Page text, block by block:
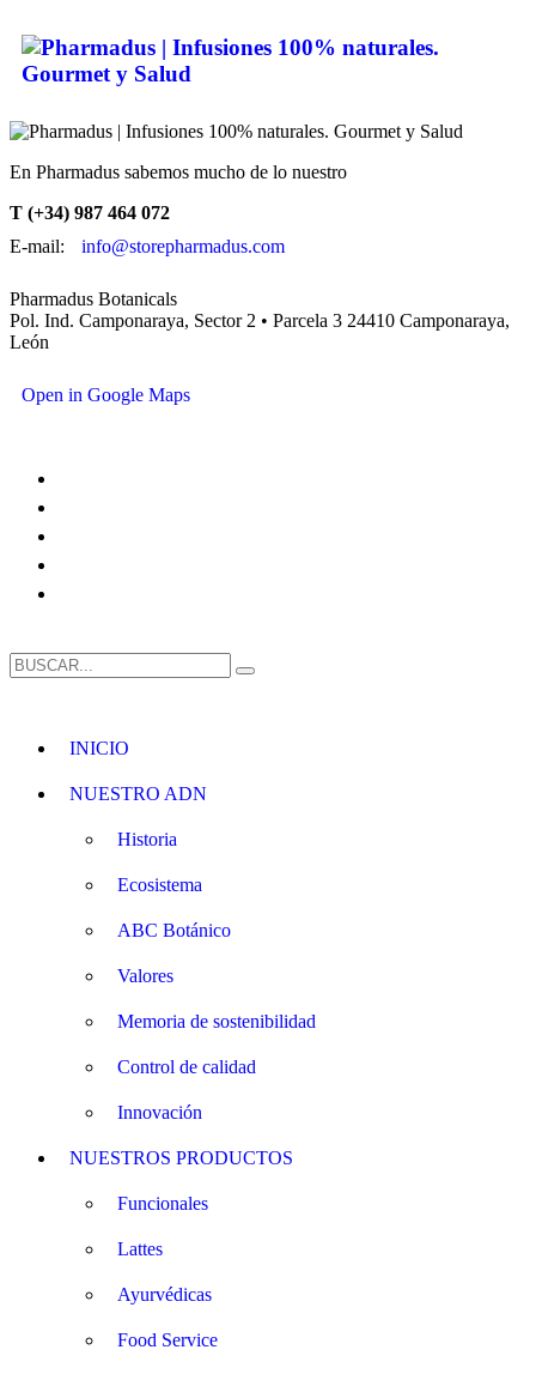
En Pharmadus sabemos mucho de lo nuestro
T (+34) 987 464 072
E-mail:
info@storepharmadus.com
Pharmadus Botanicals
Pol. Ind. Camponaraya, Sector 2 • Parcela 3 24410 Camponaraya,
León
Open in Google Maps
INICIO
NUESTRO ADN
Historia
Ecosistema
ABC Botánico
Valores
Memoria de sostenibilidad
Control de calidad
Innovación
NUESTROS PRODUCTOS
Funcionales
Lattes
Ayurvédicas
Food Service